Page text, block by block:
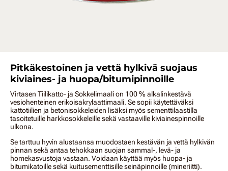
Pitkäkestoinen ja vettä hylkivä suojaus
kiviaines- ja huopa/bitumipinnoille
Virtasen Tiilikatto- ja Sokkelimaali on 100 % alkalinkestävä
vesiohenteinen erikoisakrylaattimaali. Se sopii käytettäväksi
kattotiilien ja betonisokkeleiden lisäksi myös sementtilaastilla
tasoitetuille harkkosokkeleille sekä vastaaville kiviainespinnoille
ulkona.
Se tarttuu hyvin alustaansa muodostaen kestävän ja vettä hylkivän
pinnan sekä antaa tehokkaan suojan sammal-, levä- ja
homekasvustoja vastaan. Voidaan käyttää myös huopa- ja
bitumikatoille sekä kuitusementtisille seinäpinnoille (mineriitti).